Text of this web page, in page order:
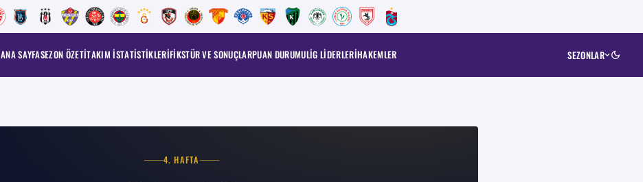
ANA SAYFASEZON ÖZETITAKIM İSTATISTIKLERIFIKSTÜR VE SONUÇLARPUAN DURUMULIG LIDERLERIHAKEMLER SEZONLAR
4. HAFTA